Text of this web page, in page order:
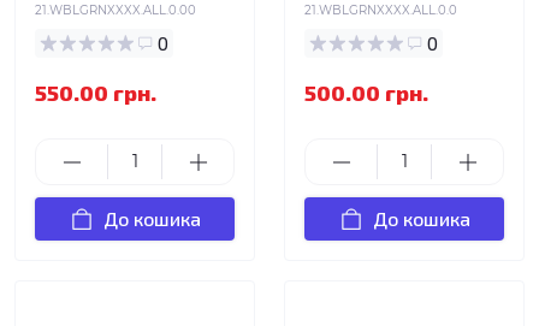
21.WBLGRNXXXX.ALL.0.00
0
550.00 грн.
До кошика
21.WBLGRNXXXX.ALL.0.0
0
500.00 грн.
До кошика